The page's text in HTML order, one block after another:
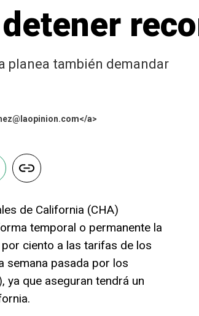
planea también demandar
a>
de California (CHA)
temporal o permanente la
ciento a las tarifas de los
semana pasada por los
ya que aseguran tendrá un